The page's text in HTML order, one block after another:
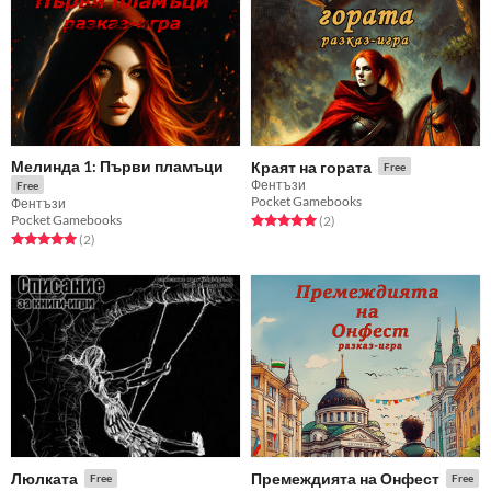
Мелинда 1: Първи пламъци
Free
Фентъзи
Pocket Gamebooks
Rated 5.0 out of 5 stars
(2total ratings
)
Краят на гората Free
Фентъзи
Pocket Gamebooks
Rated 5.0 out of 5 stars
(2total ratings
)
Люлката Free Премеждията на Онфест Free